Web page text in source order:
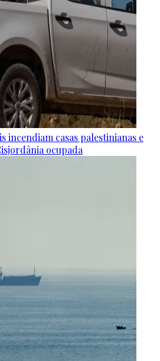
incendiam casas palestinianas e
ocupada